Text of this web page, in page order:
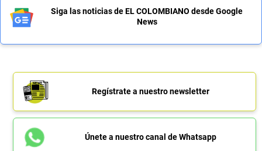
Siga las noticias de EL COLOMBIANO desde Google
News
Regístrate a nuestro newsletter
Únete a nuestro canal de Whatsapp